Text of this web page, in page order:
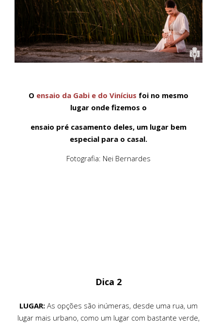
O ensaio da Gabi e do Vinícius foi no mesmo
lugar onde fizemos o
ensaio pré casamento deles, um lugar bem
especial para o casal.
Fotografia: Nei Bernardes
Dica 2
LUGAR: As opções são inúmeras, desde uma rua, um
lugar mais urbano, como um lugar com bastante verde,